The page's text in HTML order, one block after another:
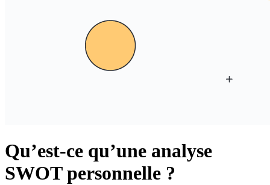
Qu’est-ce qu’une analyse
SWOT personnelle ?